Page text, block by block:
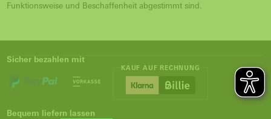
Funktionsweise und Beschaffenheit abgestimmt sind.
Sicher bezahlen mit
KAUF AUF RECHNUNG
Bequem liefern lassen